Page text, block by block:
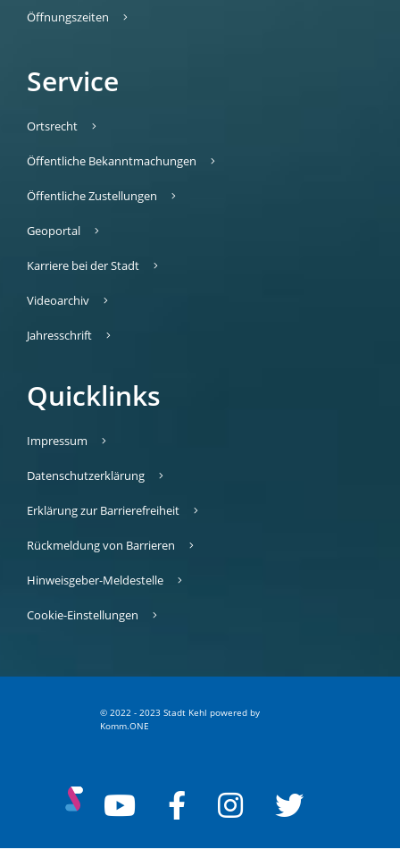
Öffnungszeiten
Service
Ortsrecht
Öffentliche Bekanntmachungen
Öffentliche Zustellungen
Geoportal
Karriere bei der Stadt
Videoarchiv
Jahresschrift
Quicklinks
Impressum
Datenschutzerklärung
Erklärung zur Barrierefreiheit
Rückmeldung von Barrieren
Hinweisgeber-Meldestelle
Cookie-Einstellungen
© 2022 - 2023 Stadt Kehl powered by
Komm.ONE